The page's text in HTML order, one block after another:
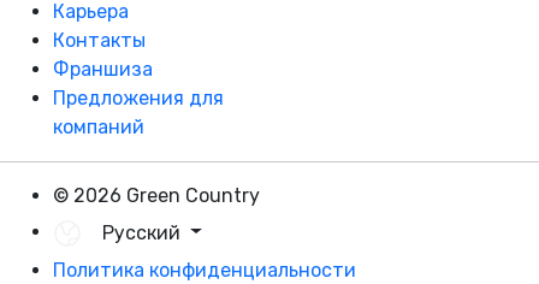
Карьера
Контакты
Франшиза
Предложения для
компаний
© 2026 Green Country
Русский
Политика конфиденциальности